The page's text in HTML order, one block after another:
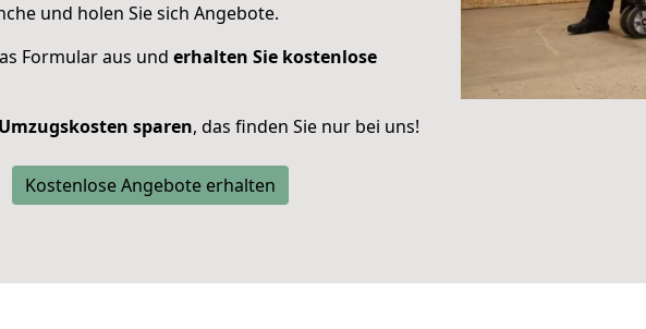
und holen Sie sich Angebote.
Formular aus und erhalten Sie kostenlose
sparen, das finden Sie nur bei uns!
Kostenlose Angebote erhalten